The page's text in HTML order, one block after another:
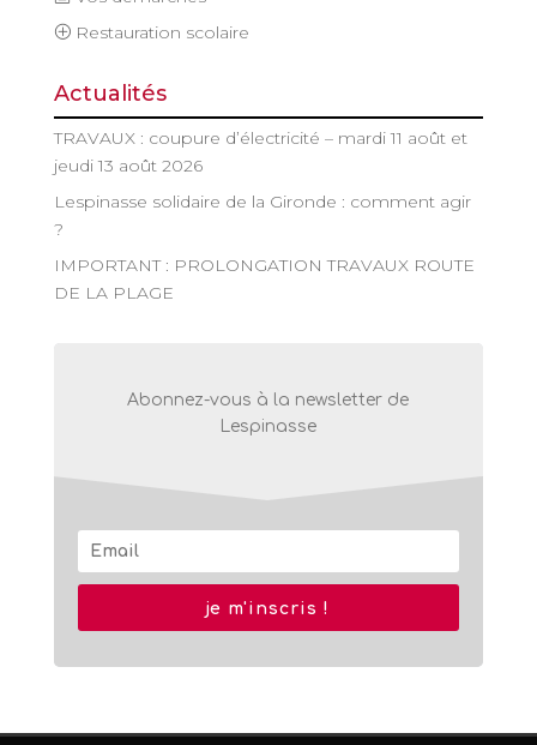
Restauration scolaire
Actualités
TRAVAUX : coupure d’électricité – mardi 11 août et
jeudi 13 août 2026
Lespinasse solidaire de la Gironde : comment agir
?
IMPORTANT : PROLONGATION TRAVAUX ROUTE
DE LA PLAGE
Abonnez-vous à la newsletter de
Lespinasse
je m'inscris !